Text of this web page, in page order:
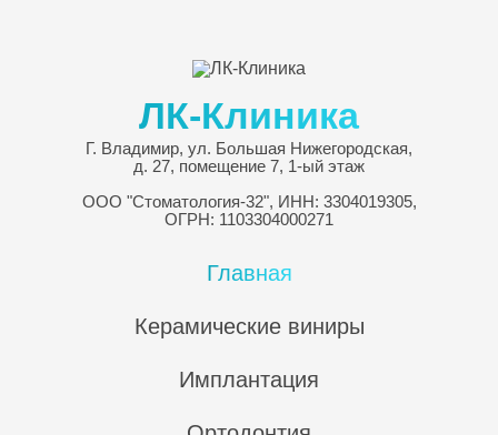
ЛК-Клиника
Г. Владимир, ул. Большая Нижегородская,
д. 27, помещение 7, 1-ый этаж
ООО "Стоматология-32", ИНН: 3304019305,
ОГРН: 1103304000271
Главная
Керамические виниры
Имплантация